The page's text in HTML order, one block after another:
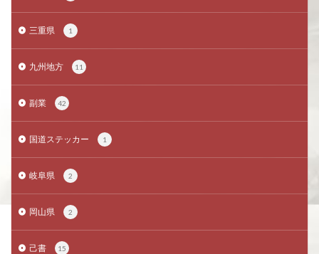
三重県 1
九州地方 11
副業 42
国道ステッカー 1
岐阜県 2
岡山県 2
己書 15